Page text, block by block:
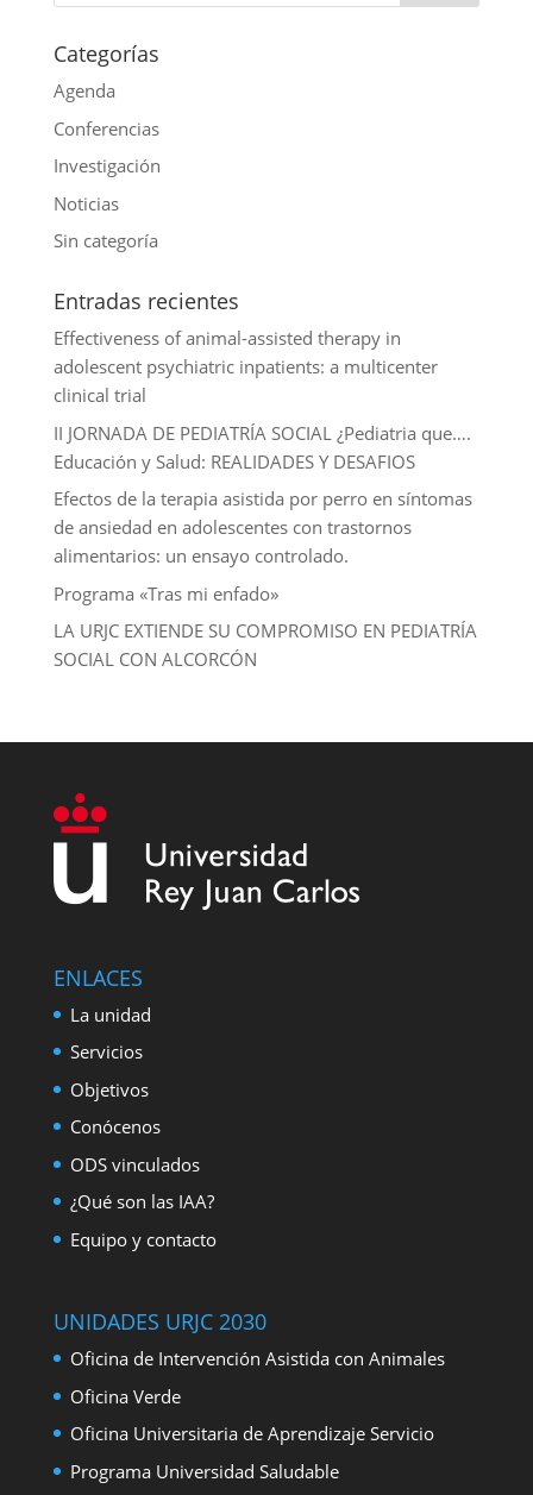
p
o
k
e
r
e
d
I
n
i
lCategorías
Agenda
Conferencias
Investigación
Noticias
Sin categoría
Entradas recientes
Effectiveness of animal-assisted therapy in
adolescent psychiatric inpatients: a multicenter
clinical trial
II JORNADA DE PEDIATRÍA SOCIAL ¿Pediatria que….
Educación y Salud: REALIDADES Y DESAFIOS
Efectos de la terapia asistida por perro en síntomas
de ansiedad en adolescentes con trastornos
alimentarios: un ensayo controlado.
Programa «Tras mi enfado»
LA URJC EXTIENDE SU COMPROMISO EN PEDIATRÍA
SOCIAL CON ALCORCÓN
ENLACES
La unidad
Servicios
Objetivos
Conócenos
ODS vinculados
¿Qué son las IAA?
Equipo y contacto
UNIDADES URJC 2030
Oficina de Intervención Asistida con Animales
Oficina Verde
Oficina Universitaria de Aprendizaje Servicio
Programa Universidad Saludable